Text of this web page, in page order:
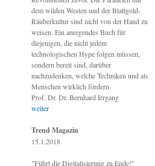
dem wilden Westen und der Blattgold-
Räuberkultur sind nicht von der Hand zu
weisen. Ein anregendes Buch für
diejenigen, die nicht jedem
technologischen Hype folgen müssen,
sondern bereit sind, darüber
nachzudenken, welche Techniken und als
Menschen wirklich fördern.
Prof. Dr. Dr. Bernhard Irrgang
weiter
Trend Magazin
15.1.2018
"Führt die Digitalisierung zu Ende!"